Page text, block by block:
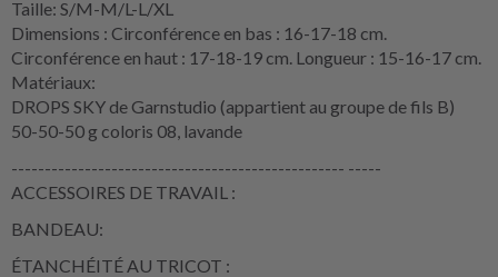
Taille: S/M-M/L-L/XL
Dimensions : Circonférence en bas : 16-17-18 cm.
Circonférence en haut : 17-18-19 cm. Longueur : 15-16-17 cm.
Matériaux:
DROPS SKY de Garnstudio (appartient au groupe de fils B)
50-50-50 g coloris 08, lavande
-------------------------------------------------- -----
ACCESSOIRES DE TRAVAIL :
BANDEAU:
ÉTANCHÉITÉ AU TRICOT :